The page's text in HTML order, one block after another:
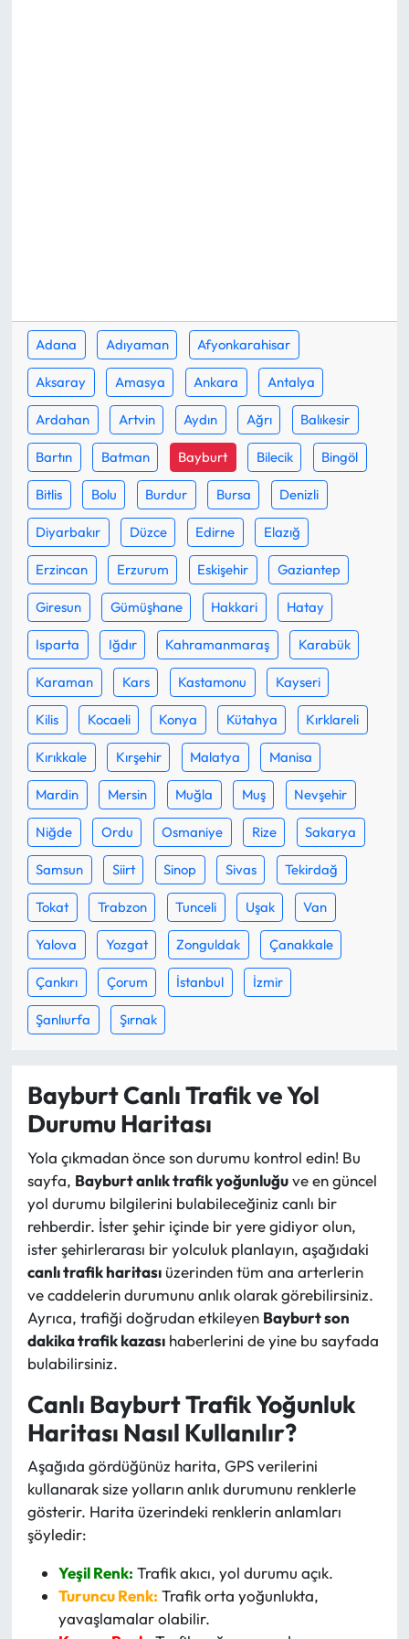
Adana Adıyaman Afyonkarahisar
Aksaray Amasya Ankara Antalya
Ardahan Artvin Aydın Ağrı Balıkesir
Bartın Batman Bayburt Bilecik Bingöl
Bitlis Bolu Burdur Bursa Denizli
Diyarbakır Düzce Edirne Elazığ
Erzincan Erzurum Eskişehir Gaziantep
Giresun Gümüşhane Hakkari Hatay
Isparta Iğdır Kahramanmaraş Karabük
Karaman Kars Kastamonu Kayseri
Kilis Kocaeli Konya Kütahya Kırklareli
Kırıkkale Kırşehir Malatya Manisa
Mardin Mersin Muğla Muş Nevşehir
Niğde Ordu Osmaniye Rize Sakarya
Samsun Siirt Sinop Sivas Tekirdağ
Tokat Trabzon Tunceli Uşak Van
Yalova Yozgat Zonguldak Çanakkale
Çankırı Çorum İstanbul İzmir
Şanlıurfa Şırnak
Bayburt Canlı Trafik ve Yol
Durumu Haritası
Yola çıkmadan önce son durumu kontrol edin! Bu
sayfa, Bayburt anlık trafik yoğunluğuve en güncel
yol durumu bilgilerini bulabileceğiniz canlı bir
rehberdir. İster şehir içinde bir yere gidiyor olun,
ister şehirlerarası bir yolculuk planlayın, aşağıdaki
canlı trafik haritasıüzerinden tüm ana arterlerin
ve caddelerin durumunu anlık olarak görebilirsiniz.
Ayrıca, trafiği doğrudan etkileyen Bayburt son
dakika trafik kazasıhaberlerini de yine bu sayfada
bulabilirsiniz.
Canlı Bayburt Trafik Yoğunluk
Haritası Nasıl Kullanılır?
Aşağıda gördüğünüz harita, GPS verilerini
kullanarak size yolların anlık durumunu renklerle
gösterir. Harita üzerindeki renklerin anlamları
şöyledir:
Yeşil Renk: Trafik akıcı, yol durumu açık.
Turuncu Renk: Trafik orta yoğunlukta,
yavaşlamalar olabilir.
Laçin Haberleri
Magazin
Mecitözü Haberleri
Oğuzlar Haberleri
Ortaköy Haberleri
Osmancık Haberleri
Otomotiv
Resmi İlan
Resmi Reklam
Sağlık
Siyaset
Spor
Sungurlu Haberleri
Turizm
Uğurludağ Haberleri
Yayla Haber
Yemek Tarifleri
Yerel Haberler